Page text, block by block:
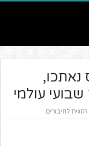
הזווית לחיבורים